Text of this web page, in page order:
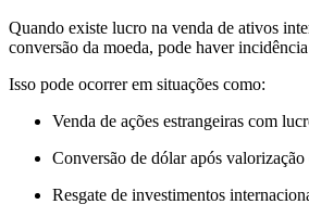
Quando existe lucro na venda de ativos
conversão da moeda, pode haver
Isso pode ocorrer em situações como:
Venda de ações estrangeiras com
Conversão de dólar após valorização
Resgate de investimentos